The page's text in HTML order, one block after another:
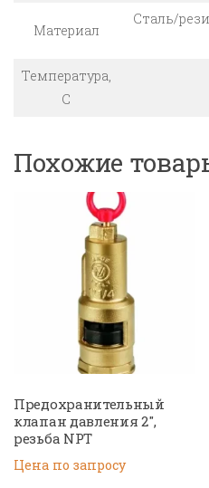
Материал
Cталь/
Температура,
C
Похожие
Предохранительный
клапан давления 2″,
резьба NPT
Цена по запросу